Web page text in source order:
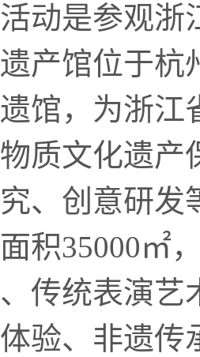
动是参观浙
产馆位于
馆，为浙江
质文化遗产
、创意研发
积35000㎡
传统表演艺
验、非遗